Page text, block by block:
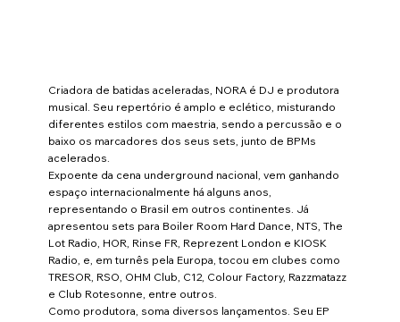
Criadora de batidas aceleradas, NORA é DJ e produtora
musical. Seu repertório é amplo e eclético, misturando
diferentes estilos com maestria, sendo a percussão e o
baixo os marcadores dos seus sets, junto de BPMs
acelerados.
Expoente da cena underground nacional, vem ganhando
espaço internacionalmente há alguns anos,
representando o Brasil em outros continentes. Já
apresentou sets para Boiler Room Hard Dance, NTS, The
Lot Radio, HOR, Rinse FR, Reprezent London e KIOSK
Radio, e, em turnês pela Europa, tocou em clubes como
TRESOR, RSO, OHM Club, C12, Colour Factory, Razzmatazz
e Club Rotesonne, entre outros.
Como produtora, soma diversos lançamentos. Seu EP